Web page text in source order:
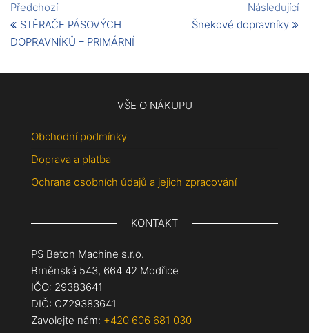
Předchozí
STĚRAČE PÁSOVÝCH
DOPRAVNÍKŮ – PRIMÁRNÍ
Následující
Šnekové dopravníky
VŠE O NÁKUPU
Obchodní podmínky
Doprava a platba
Ochrana osobních údajů a jejich zpracování
KONTAKT
PS Beton Machine s.r.o.
Brněnská 543, 664 42 Modřice
IČO: 29383641
DIČ: CZ29383641
Zavolejte nám: +420 606 681 030